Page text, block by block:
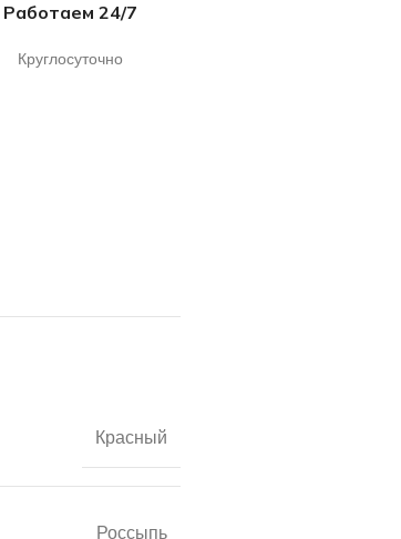
Работаем 24/7
Круглосуточно
Красный
Россыпь